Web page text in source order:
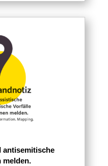
antisemitische
melden.